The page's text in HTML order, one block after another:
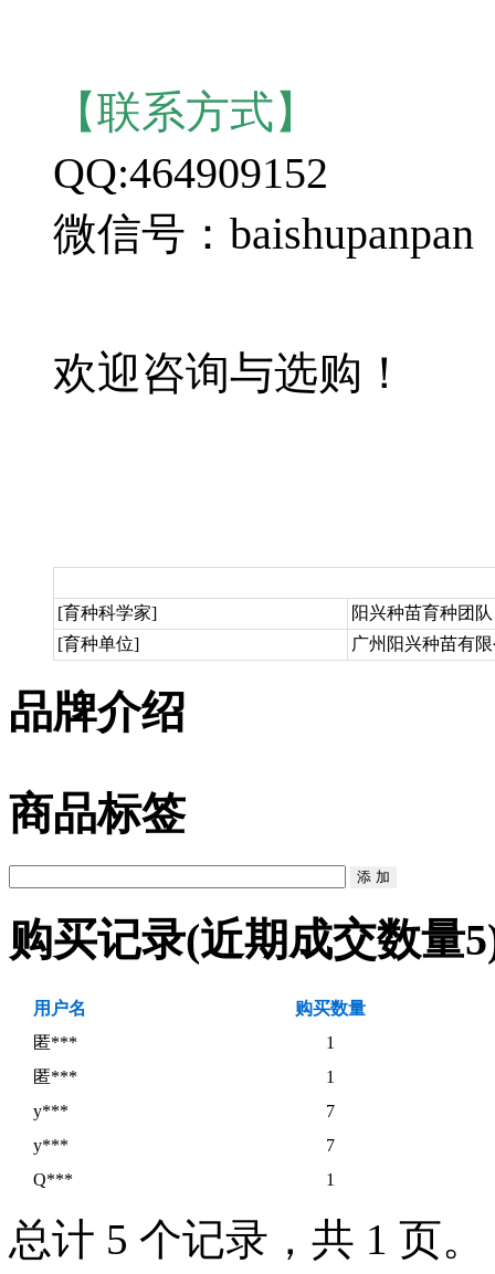
【联系方式】
QQ:464909152
微信号：baishupanpan
欢迎咨询与选购！
[育种科学家]
阳兴种苗育种团队
[育种单位]
广州阳兴种苗有
品牌介绍
商品标签
购买记录(近期成交数量5
用户名
购买数量
匿***
1
匿***
1
y***
7
y***
7
Q***
1
总计 5 个记录，共 1 页。